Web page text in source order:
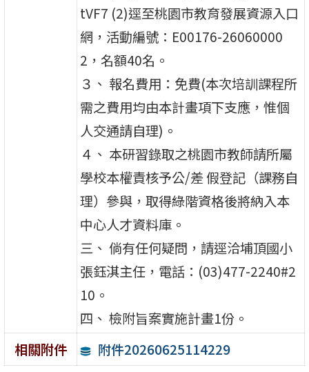
tVF7 (2)逕至桃園市教育發展資源入口
網，活動編號：E00176-26060000
2，名額40名。
３、 報名費用：免費(本次培訓課程所
需之費用均由本計畫項下支應，惟個
人交通請自理)。
４、 本研習錄取之桃園市教師請所屬
學校本權責核予公/差 假登記（課務自
理）參與，取得綠階資格後將納入本
中心人才資料庫。
三、 倘有任何疑問，請逕洽埔頂國小
張鈺淇主任，電話：(03)477-2240#2
10。
四、 檢附旨案實施計畫1份。
相關附件
附件20260625114229